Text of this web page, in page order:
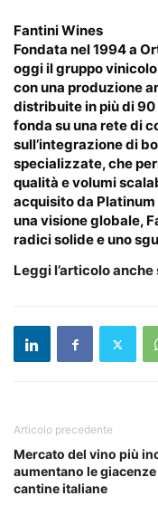
Fantini Wines
Fondata nel 1994 a
oggi il gruppo
con una produzione
distribuite in più di 90
fonda su una rete di
sull’integrazione di
specializzate, che
qualità e volumi
acquisito da
una visione globale,
radici solide e uno
Leggi l’articolo anche
Articolo precedente
Mercato del vino più
aumentano le
cantine italiane